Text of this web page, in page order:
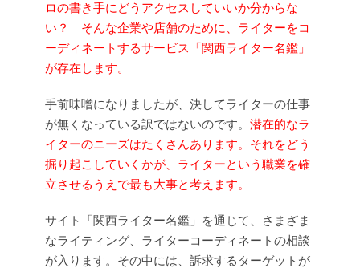
ロの書き手にどうアクセスしていいか分からな
い？ そんな企業や店舗のために、ライターをコ
ーディネートするサービス「関西ライター名鑑」
が存在します。
手前味噌になりましたが、決してライターの仕事
が無くなっている訳ではないのです。 潜在的なラ
イターのニーズはたくさんあります。それをどう
掘り起こしていくかが、ライターという職業を確
立させるうえで最も大事と考えます。
サイト「関西ライター名鑑」を通じて、さまざま
なライティング、ライターコーディネートの相談
が入ります。その中には、訴求するターゲットが